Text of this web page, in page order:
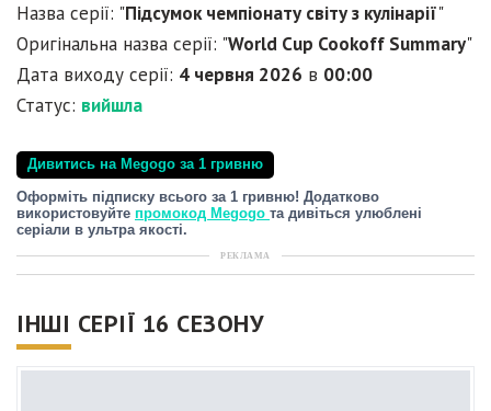
Назва серії: "Підсумок чемпіонату світу з кулінарії"
Оригінальна назва серії: "World Cup Cookoff Summary"
Дата виходу серії: 4 червня 2026 в 00:00
Статус: вийшла
Дивитись на Megogo за 1 гривню
Оформіть підписку всього за 1 гривню! Додатково
використовуйте промокод Megogo та дивіться улюблені
серіали в ультра якості.
РЕКЛАМА
ІНШІ СЕРІЇ 16 СЕЗОНУ